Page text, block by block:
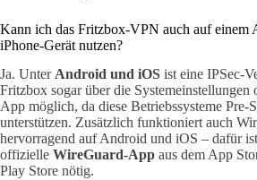
Kann ich das Fritzbox-VPN auch auf einem
iPhone-Gerät nutzen?
Ja. UnterAndroid und iOS ist eine IPSec-
Fritzbox sogar über die Systemeinstellungen
App möglich, da diese Betriebssysteme Pre-
unterstützen. Zusätzlich funktioniert auch
hervorragend auf Android und iOS – dafür
offizielle WireGuard-App aus dem App
Play Store nötig.